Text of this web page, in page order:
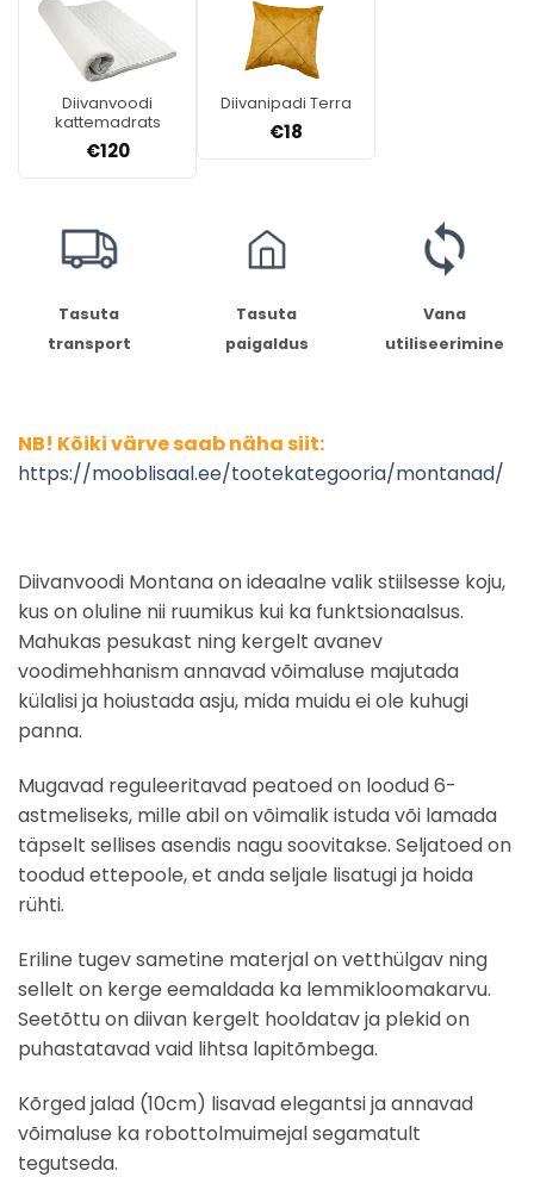
Diivanvoodi
kattemadrats
€120
Diivanipadi Terra
€18
Tasuta
transport
Tasuta
paigaldus
Vana
utiliseerimine
NB! Kõiki värve saab näha siit:
https://mooblisaal.ee/tootekategooria/montanad/
Diivanvoodi Montana on ideaalne valik stiilsesse koju,
kus on oluline nii ruumikus kui ka funktsionaalsus.
Mahukas pesukast ning kergelt avanev
voodimehhanism annavad võimaluse majutada
külalisi ja hoiustada asju, mida muidu ei ole kuhugi
panna.
Mugavad reguleeritavad peatoed on loodud 6-
astmeliseks, mille abil on võimalik istuda või lamada
täpselt sellises asendis nagu soovitakse. Seljatoed on
toodud ettepoole, et anda seljale lisatugi ja hoida
rühti.
Eriline tugev sametine materjal on vetthülgav ning
sellelt on kerge eemaldada ka lemmikloomakarvu.
Seetõttu on diivan kergelt hooldatav ja plekid on
puhastatavad vaid lihtsa lapitõmbega.
Kõrged jalad (10cm) lisavad elegantsi ja annavad
võimaluse ka robottolmuimejal segamatult
tegutseda.